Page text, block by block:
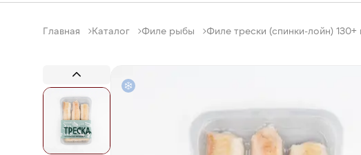
Главная Каталог Филе рыбы Филе трески (спинки-лойн) 130+